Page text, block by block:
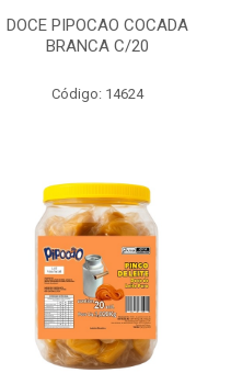
DOCE PIPOCAO COCADA
BRANCA C/20
Código: 14624